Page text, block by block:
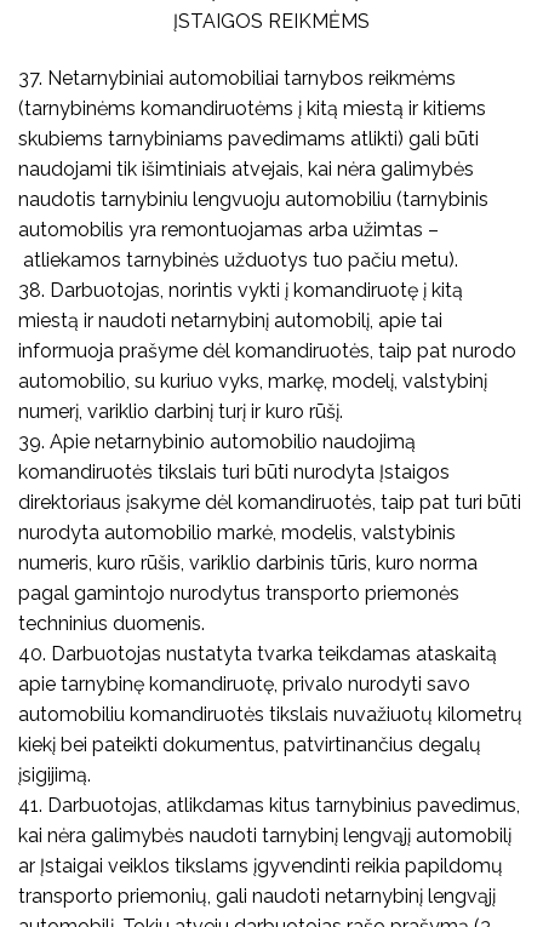
ĮSTAIGOS REIKMĖMS
37. Netarnybiniai automobiliai tarnybos reikmėms
(tarnybinėms komandiruotėms į kitą miestą ir kitiems
skubiems tarnybiniams pavedimams atlikti) gali būti
naudojami tik išimtiniais atvejais, kai nėra galimybės
naudotis tarnybiniu lengvuoju automobiliu (tarnybinis
automobilis yra remontuojamas arba užimtas –
atliekamos tarnybinės užduotys tuo pačiu metu).
38. Darbuotojas, norintis vykti į komandiruotę į kitą
miestą ir naudoti netarnybinį automobilį, apie tai
informuoja prašyme dėl komandiruotės, taip pat nurodo
automobilio, su kuriuo vyks, markę, modelį, valstybinį
numerį, variklio darbinį turį ir kuro rūšį.
39. Apie netarnybinio automobilio naudojimą
komandiruotės tikslais turi būti nurodyta Įstaigos
direktoriaus įsakyme dėl komandiruotės, taip pat turi būti
nurodyta automobilio markė, modelis, valstybinis
numeris, kuro rūšis, variklio darbinis tūris, kuro norma
pagal gamintojo nurodytus transporto priemonės
techninius duomenis.
40. Darbuotojas nustatyta tvarka teikdamas ataskaitą
apie tarnybinę komandiruotę, privalo nurodyti savo
automobiliu komandiruotės tikslais nuvažiuotų kilometrų
kiekį bei pateikti dokumentus, patvirtinančius degalų
įsigijimą.
41. Darbuotojas, atlikdamas kitus tarnybinius pavedimus,
kai nėra galimybės naudoti tarnybinį lengvąjį automobilį
ar Įstaigai veiklos tikslams įgyvendinti reikia papildomų
transporto priemonių, gali naudoti netarnybinį lengvąjį